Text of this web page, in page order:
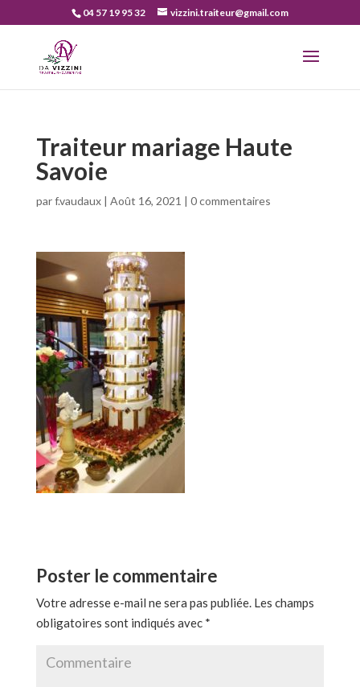
04 57 19 95 32 vizzini.traiteur@gmail.com
Traiteur mariage Haute
Savoie
parf.vaudaux| Août 16, 2021 | 0 commentaires
Poster le commentaire
Votre adresse e-mail ne sera pas publiée.Les champs
obligatoires sont indiqués avec *